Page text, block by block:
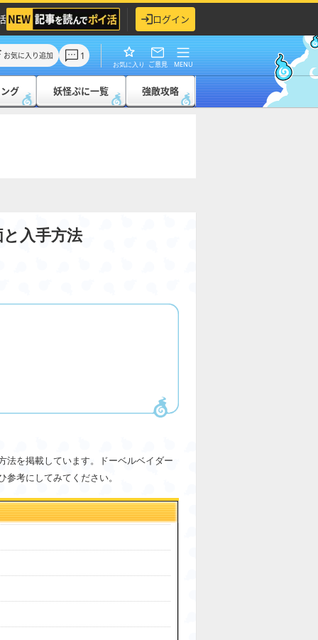
ログイン
お気に入り追加 1
お気に入り ご意見 MENU
グ 妖怪ぷに一覧 強敵攻略
入手方法
法を掲載しています。ドーベルベイダー
考にしてみてください。